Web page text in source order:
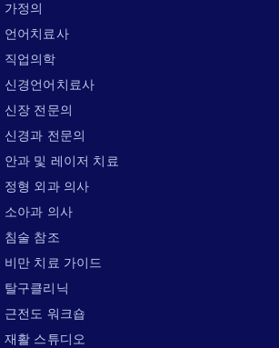
가정의
언어치료사
직업의학
신경언어치료사
신장 전문의
신경과 전문의
안과 및 레이저 치료
정형 외과 의사
소아과 의사
침술 참조
비만 치료 가이드
탈구클리닉
근전도 워크숍
재활 스튜디오